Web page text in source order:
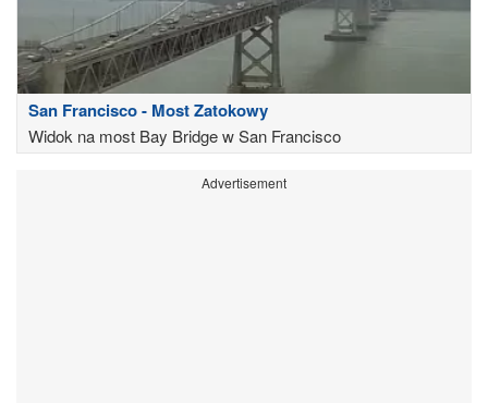
San Francisco - Most Zatokowy
Widok na most Bay Bridge w San Francisco
Advertisement